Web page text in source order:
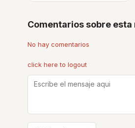
Comentarios sobre
No hay comentarios
click here to logout